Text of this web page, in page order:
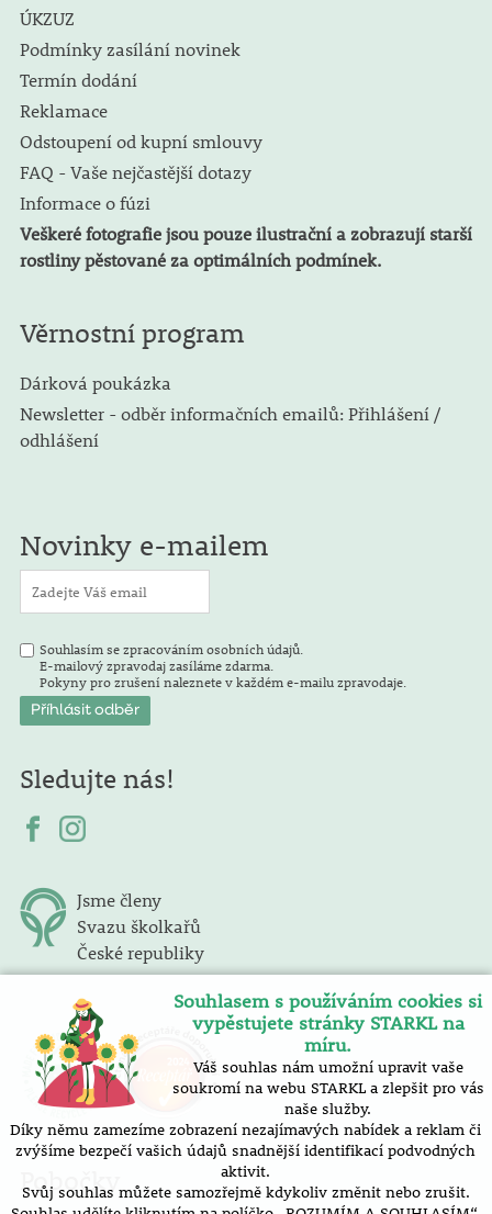
ÚKZUZ
Podmínky zasílání novinek
Termín dodání
Reklamace
Odstoupení od kupní smlouvy
FAQ - Vaše nejčastější dotazy
Informace o fúzi
Veškeré fotografie jsou pouze ilustrační a zobrazují starší
rostliny pěstované za optimálních podmínek.
Věrnostní program
Dárková poukázka
Newsletter - odběr informačních emailů: Přihlášení /
odhlášení
Novinky e-mailem
Souhlasím se zpracováním osobních údajů.
E-mailový zpravodaj zasíláme zdarma.
Pokyny pro zrušení naleznete v každém e-mailu zpravodaje.
Sledujte nás!
Jsme členy
Svazu školkařů
České republiky
Pobočky
Souhlasem s používáním cookies si
vypěstujete stránky STARKL na
míru.
Váš souhlas nám umožní upravit vaše
soukromí na webu STARKL a zlepšit pro vás
naše služby.
Díky němu zamezíme zobrazení nezajímavých nabídek a reklam či
zvýšíme bezpečí vašich údajů snadnější identifikací podvodných
aktivit.
Svůj souhlas můžete samozřejmě kdykoliv změnit nebo zrušit.